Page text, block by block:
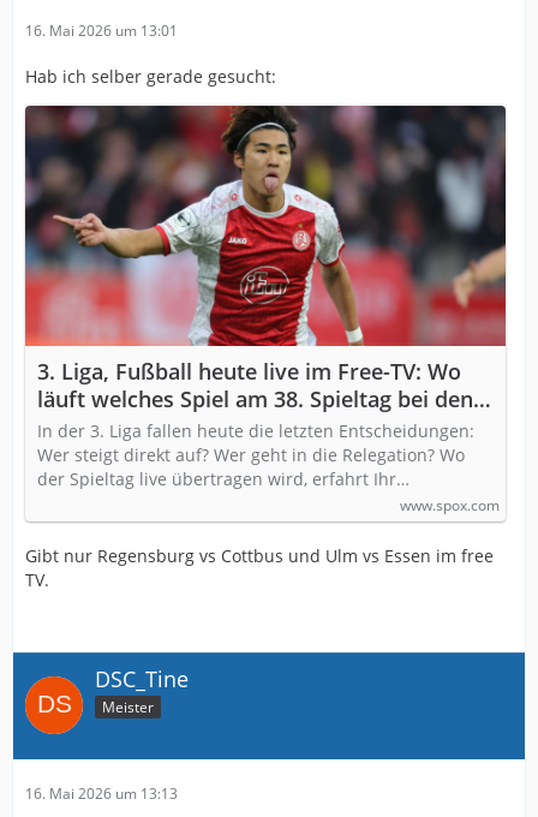
16. Mai 2026 um 13:01
Hab ich selber gerade gesucht:
3. Liga, Fußball heute live im Free-TV: Wo
läuft welches Spiel am 38. Spieltag bei den
ARD-Sendern kostenlos im TV und
Livestream? | SPOX
In der 3. Liga fallen heute die letzten Entscheidungen:
Wer steigt direkt auf? Wer geht in die Relegation? Wo
der Spieltag live übertragen wird, erfahrt Ihr…
www.spox.com
Gibt nur Regensburg vs Cottbus und Ulm vs Essen im free
TV.
DSC_Tine
Meister
16. Mai 2026 um 13:13